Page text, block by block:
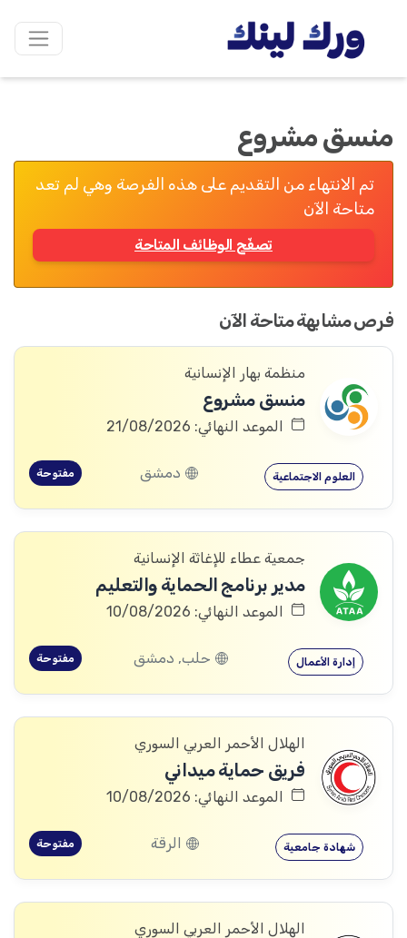
منسق مشروع
تم الانتهاء من التقديم على هذه الفرصة وهي لم تعد
متاحة الآن
تصفّح الوظائف المتاحة
فرص مشابهة متاحة الآن
منظمة بهار الإنسانية
منسق مشروع
الموعد النهائي: 21/08/2026
العلوم الاجتماعية دمشق مفتوحة
جمعية عطاء للإغاثة الإنسانية
مدير برنامج الحماية والتعليم
الموعد النهائي: 10/08/2026
إدارة الأعمال حلب, دمشق مفتوحة
الهلال الأحمر العربي السوري
فريق حماية ميداني
الموعد النهائي: 10/08/2026
شهادة جامعية الرقة مفتوحة
الهلال الأحمر العربي السوري